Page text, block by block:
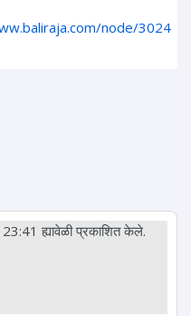
node/3024
ह्यावेळी प्रकाशित केले.